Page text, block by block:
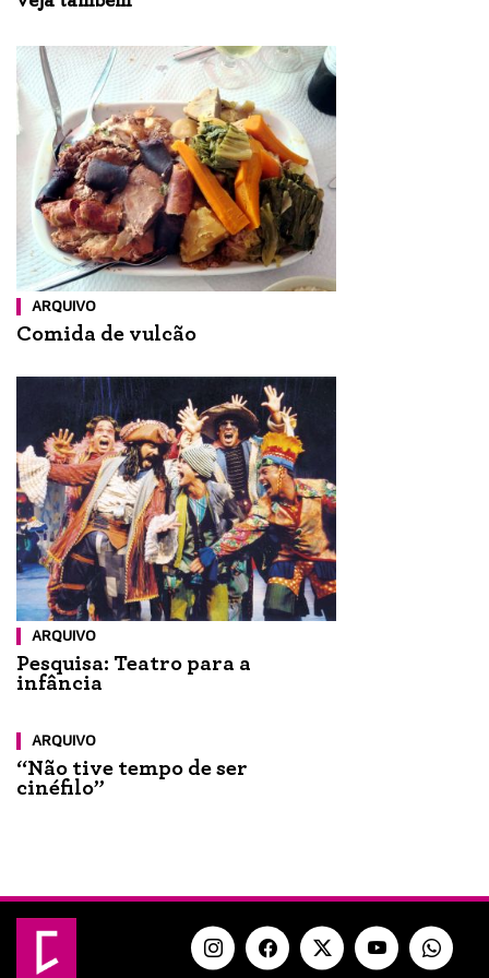
ARQUIVO
Comida de vulcão
ARQUIVO
Pesquisa: Teatro para a
infância
ARQUIVO
“Não tive tempo de ser
cinéfilo”